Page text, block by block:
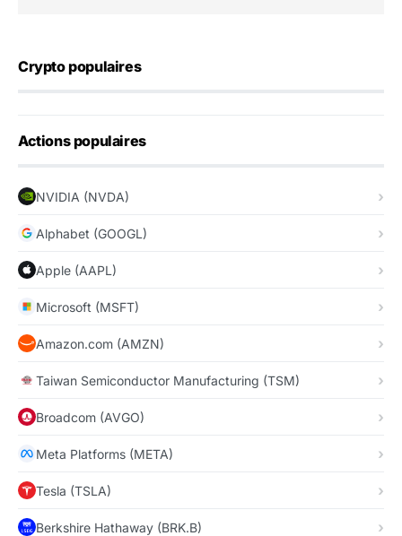
Crypto populaires
Actions populaires
NVIDIA (NVDA)
Alphabet (GOOGL)
Apple (AAPL)
Microsoft (MSFT)
Amazon.com (AMZN)
Taiwan Semiconductor Manufacturing (TSM)
Broadcom (AVGO)
Meta Platforms (META)
Tesla (TSLA)
Berkshire Hathaway (BRK.B)